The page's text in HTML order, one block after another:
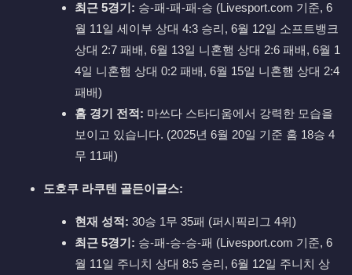
최근 5경기: 승-패-패-패-승 (Livesport.com 기준, 6
월 11일 세이부 상대 4:3 승리, 6월 12일 소프트뱅크
상대 2:7 패배, 6월 13일 니혼햄 상대 2:6 패배, 6월 1
4일 니혼햄 상대 0:2 패배, 6월 15일 니혼햄 상대 2:4
패배)
홈 경기 전적: 마쓰다 스타디움에서 강력한 모습을
보이고 있습니다. (2025년 6월 20일 기준 홈 18승 4
무 11패)
도호쿠 라쿠텐 골든이글스:
현재 성적: 30승 1무 35패 (퍼시픽리그 4위)
최근 5경기: 승-패-승-승-패 (Livesport.com 기준, 6
월 11일 주니치 상대 8:5 승리, 6월 12일 주니치 상